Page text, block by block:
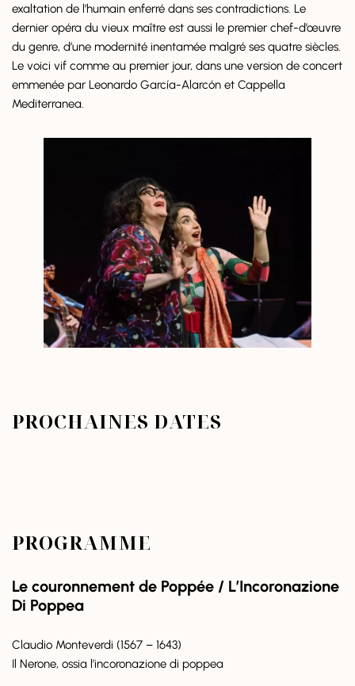
exaltation de l’humain enferré dans ses contradictions. Le
dernier opéra du vieux maître est aussi le premier chef-d’œuvre
du genre, d’une modernité inentamée malgré ses quatre siècles.
Le voici vif comme au premier jour, dans une version de concert
emmenée par Leonardo García-Alarcón et Cappella
Mediterranea.
PROCHAINES DATES
PROGRAMME
Le couronnement de Poppée / L’Incoronazione
Di Poppea
Claudio Monteverdi (1567 – 1643)
Il Nerone, ossia l’incoronazione di poppea